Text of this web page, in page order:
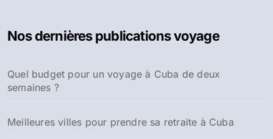
r
e
r
Nos dernières publications voyage
Quel budget pour un voyage à Cuba de deux
semaines ?
Meilleures villes pour prendre sa retraite à Cuba